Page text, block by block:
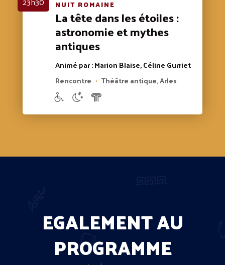
NUIT ROMAINE
La tête dans les étoiles :
astronomie et mythes
antiques
Animé par : Marion Blaise, Céline Gurriet
Rencontre • Théâtre antique, Arles
EGALEMENT AU
PROGRAMME